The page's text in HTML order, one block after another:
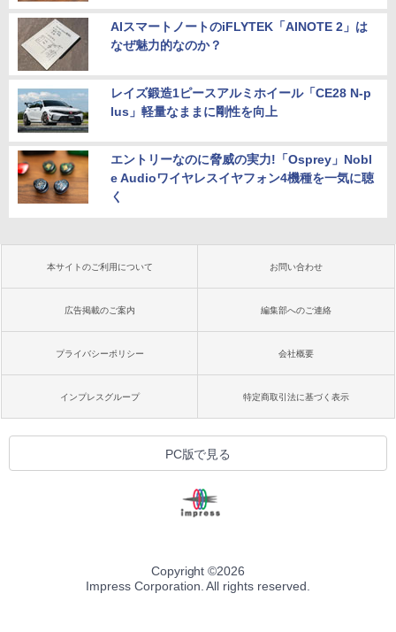
AIスマートノートのiFLYTEK「AINOTE 2」は
なぜ魅力的なのか？
レイズ鍛造1ピースアルミホイール「CE28 N-p
lus」軽量なままに剛性を向上
エントリーなのに脅威の実力!「Osprey」Nobl
e Audioワイヤレスイヤフォン4機種を一気に聴
く
本サイトのご利用について お問い合わせ
広告掲載のご案内 編集部へのご連絡
プライバシーポリシー 会社概要
インプレスグループ 特定商取引法に基づく表示
PC版で見る
Copyright ©2026
Impress Corporation. All rights reserved.